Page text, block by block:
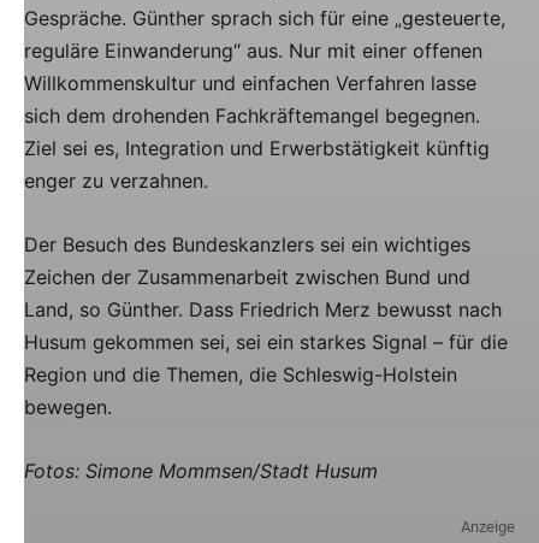
Gespräche. Günther sprach sich für eine „gesteuerte,
reguläre Einwanderung“ aus. Nur mit einer offenen
Willkommenskultur und einfachen Verfahren lasse
sich dem drohenden Fachkräftemangel begegnen.
Ziel sei es, Integration und Erwerbstätigkeit künftig
enger zu verzahnen.
Der Besuch des Bundeskanzlers sei ein wichtiges
Zeichen der Zusammenarbeit zwischen Bund und
Land, so Günther. Dass Friedrich Merz bewusst nach
Husum gekommen sei, sei ein starkes Signal – für die
Region und die Themen, die Schleswig-Holstein
bewegen.
Fotos: Simone Mommsen/Stadt Husum